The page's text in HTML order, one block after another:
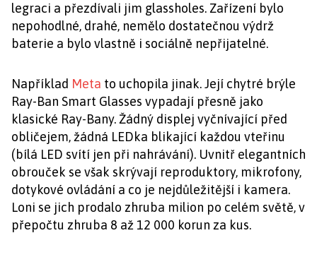
legraci a přezdívali jim glassholes. Zařízení bylo
nepohodlné, drahé, nemělo dostatečnou výdrž
baterie a bylo vlastně i sociálně nepřijatelné.
Například Meta to uchopila jinak. Její chytré brýle
Ray-Ban Smart Glasses vypadají přesně jako
klasické Ray-Bany. Žádný displej vyčnívající před
obličejem, žádná LEDka blikající každou vteřinu
(bílá LED svítí jen při nahrávání). Uvnitř elegantních
obrouček se však skrývají reproduktory, mikrofony,
dotykové ovládání a co je nejdůležitější i kamera.
Loni se jich prodalo zhruba milion po celém světě, v
přepočtu zhruba 8 až 12 000 korun za kus.